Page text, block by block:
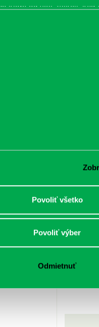
ktoré od vás získali, keď
Povoliť všetko
Povoliť výber
Odmietnuť
Pogačar:
oblohe
kompletný
japonskou